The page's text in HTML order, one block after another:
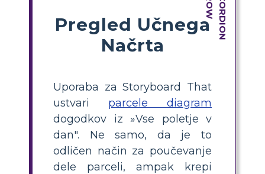
Pregled Učnega
Načrta
Uporaba za Storyboard That
ustvari parcele diagram
dogodkov iz »Vse poletje v
dan". Ne samo, da je to
odličen način za poučevanje
dele parceli, ampak krepi